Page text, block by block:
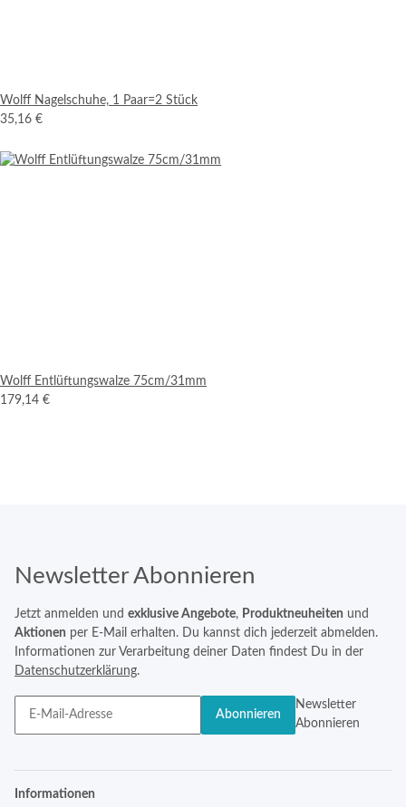
Wolff Nagelschuhe, 1 Paar=2 Stück
35,16 €
Wolff Entlüftungswalze 75cm/31mm
179,14 €
Newsletter Abonnieren
Jetzt anmelden und exklusive Angebote, Produktneuheiten und
Aktionen per E-Mail erhalten. Du kannst dich jederzeit abmelden.
Informationen zur Verarbeitung deiner Daten findest Du in der
Datenschutzerklärung.
Abonnieren
Newsletter
Abonnieren
Informationen